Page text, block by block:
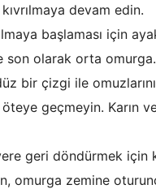
devam edin.
başlaması için
son olarak orta omurga.
bir çizgi ile
geçmeyin. Karın
geri döndürmek için
omurga zemine